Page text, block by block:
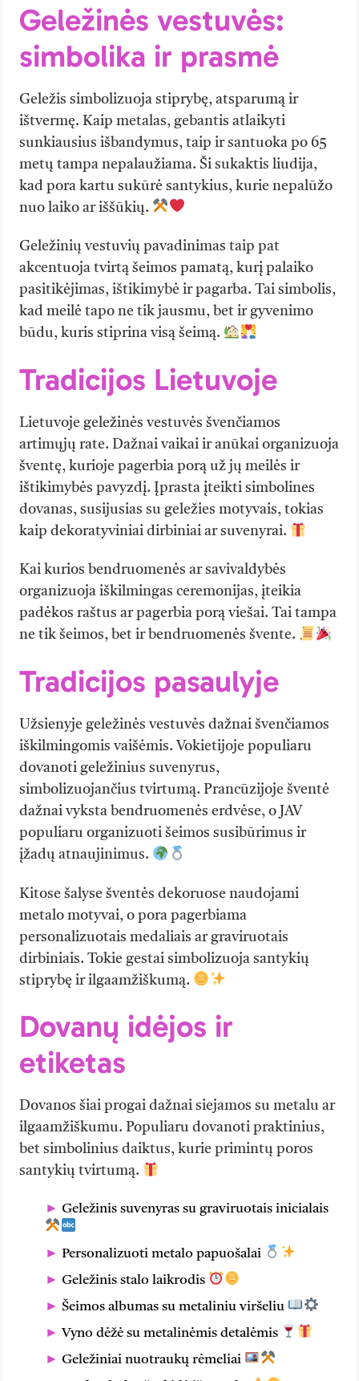
Geležinės vestuvės:
simbolika ir prasmė
Geležis simbolizuoja stiprybę, atsparumą ir
ištvermę. Kaip metalas, gebantis atlaikyti
sunkiausius išbandymus, taip ir santuoka po 65
metų tampa nepalaužiama. Ši sukaktis liudija,
kad pora kartu sukūrė santykius, kurie nepalūžo
nuo laiko ar iššūkių.
Geležinių vestuvių pavadinimas taip pat
akcentuoja tvirtą šeimos pamatą, kurį palaiko
pasitikėjimas, ištikimybė ir pagarba. Tai simbolis,
kad meilė tapo ne tik jausmu, bet ir gyvenimo
būdu, kuris stiprina visą šeimą.
Tradicijos Lietuvoje
Lietuvoje geležinės vestuvės švenčiamos
artimųjų rate. Dažnai vaikai ir anūkai organizuoja
šventę, kurioje pagerbia porą už jų meilės ir
ištikimybės pavyzdį. Įprasta įteikti simbolines
dovanas, susijusias su geležies motyvais, tokias
kaip dekoratyviniai dirbiniai ar suvenyrai.
Kai kurios bendruomenės ar savivaldybės
organizuoja iškilmingas ceremonijas, įteikia
padėkos raštus ar pagerbia porą viešai. Tai tampa
ne tik šeimos, bet ir bendruomenės švente.
Tradicijos pasaulyje
Užsienyje geležinės vestuvės dažnai švenčiamos
iškilmingomis vaišėmis. Vokietijoje populiaru
dovanoti geležinius suvenyrus,
simbolizuojančius tvirtumą. Prancūzijoje šventė
dažnai vyksta bendruomenės erdvėse, o JAV
populiaru organizuoti šeimos susibūrimus ir
įžadų atnaujinimus.
Kitose šalyse šventės dekoruose naudojami
metalo motyvai, o pora pagerbiama
personalizuotais medaliais ar graviruotais
dirbiniais. Tokie gestai simbolizuoja santykių
stiprybę ir ilgaamžiškumą.
Dovanų idėjos ir
etiketas
Dovanos šiai progai dažnai siejamos su metalu ar
ilgaamžiškumu. Populiaru dovanoti praktinius,
bet simbolinius daiktus, kurie primintų poros
santykių tvirtumą.
Geležinis suvenyras su graviruotais inicialais
Personalizuoti metalo papuošalai
Geležinis stalo laikrodis
Šeimos albumas su metaliniu viršeliu
Vyno dėžė su metalinėmis detalėmis
Geležiniai nuotraukų rėmeliai